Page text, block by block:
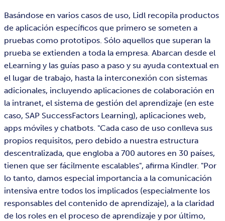
Basándose en varios casos de uso, Lidl recopila productos
de aplicación específicos que primero se someten a
pruebas como prototipos. Sólo aquellos que superan la
prueba se extienden a toda la empresa. Abarcan desde el
eLearning y las guías paso a paso y su ayuda contextual en
el lugar de trabajo, hasta la interconexión con sistemas
adicionales, incluyendo aplicaciones de colaboración en
la intranet, el sistema de gestión del aprendizaje (en este
caso, SAP SuccessFactors Learning), aplicaciones web,
apps móviles y chatbots. "Cada caso de uso conlleva sus
propios requisitos, pero debido a nuestra estructura
descentralizada, que engloba a 700 autores en 30 países,
tienen que ser fácilmente escalables", afirma Kindler. "Por
lo tanto, damos especial importancia a la comunicación
intensiva entre todos los implicados (especialmente los
responsables del contenido de aprendizaje), a la claridad
de los roles en el proceso de aprendizaje y por último,